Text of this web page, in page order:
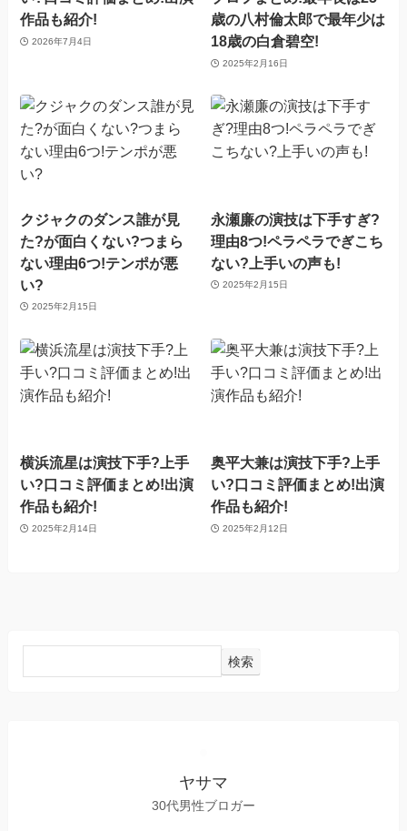
作品も紹介!
2026年7月4日
歳の八村倫太郎で最年少は
18歳の白倉碧空!
2025年2月16日
クジャクのダンス誰が見
た?が面白くない?つまら
ない理由6つ!テンポが悪
い?
2025年2月15日
永瀬廉の演技は下手すぎ?
理由8つ!ペラペラでぎこち
ない?上手いの声も!
2025年2月15日
横浜流星は演技下手?上手
い?口コミ評価まとめ!出演
作品も紹介!
2025年2月14日
奥平大兼は演技下手?上手
い?口コミ評価まとめ!出演
作品も紹介!
2025年2月12日
検索
ヤサマ
30代男性ブロガー